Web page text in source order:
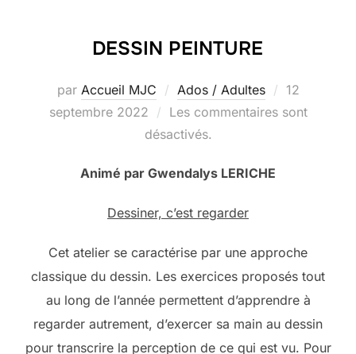
DESSIN PEINTURE
par Accueil MJC Ados / Adultes
Publié
le
12
septembre 2022
Les commentaires sont
désactivés.
Animé par Gwendalys LERICHE
Dessiner, c’est regarder
Cet atelier se caractérise par une approche
classique du dessin. Les exercices proposés tout
au long de l’année permettent d’apprendre à
regarder autrement, d’exercer sa main au dessin
pour transcrire la perception de ce qui est vu. Pour